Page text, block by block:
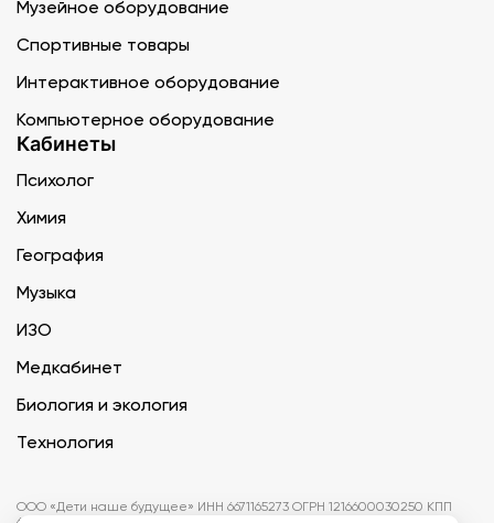
Музейное оборудование
Спортивные товары
Интерактивное оборудование
Компьютерное оборудование
Кабинеты
Психолог
Химия
География
Музыка
ИЗО
Медкабинет
Биология и экология
Технология
ООО «Дети наше будущее» ИНН 6671165273 ОГРН 1216600030250 КПП